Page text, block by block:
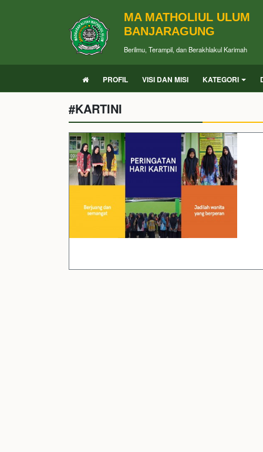
MA MATHOLIUL ULUM
BANJARAGUNG
Berilmu, Terampil, dan Berakhlakul Karimah
PROFIL VISI DAN MISI KATEGORI
#KARTINI